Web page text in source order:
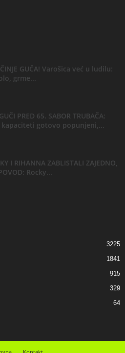
GUČA! Varošica već u ludilu:
grme...
PRED 65. SABOR TRUBAČA:
kapaciteti gotovo popunjeni,...
I RIHANNA ZABLISTALI ZAJEDNO,
Rocky...
3225
1841
915
329
64